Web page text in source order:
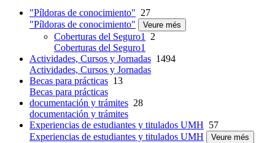
"Píldoras de conocimiento" 27
"Píldoras de conocimiento"
Veure més
Coberturas del Seguro1
2
Coberturas del Seguro1
Actividades, Cursos y Jornadas 1494
Actividades, Cursos y Jornadas
Becas para prácticas 13
Becas para prácticas
documentación y trámites 28
documentación y trámites
Experiencias de estudiantes y titulados UMH 57
Experiencias de estudiantes y titulados UMH
Veure més